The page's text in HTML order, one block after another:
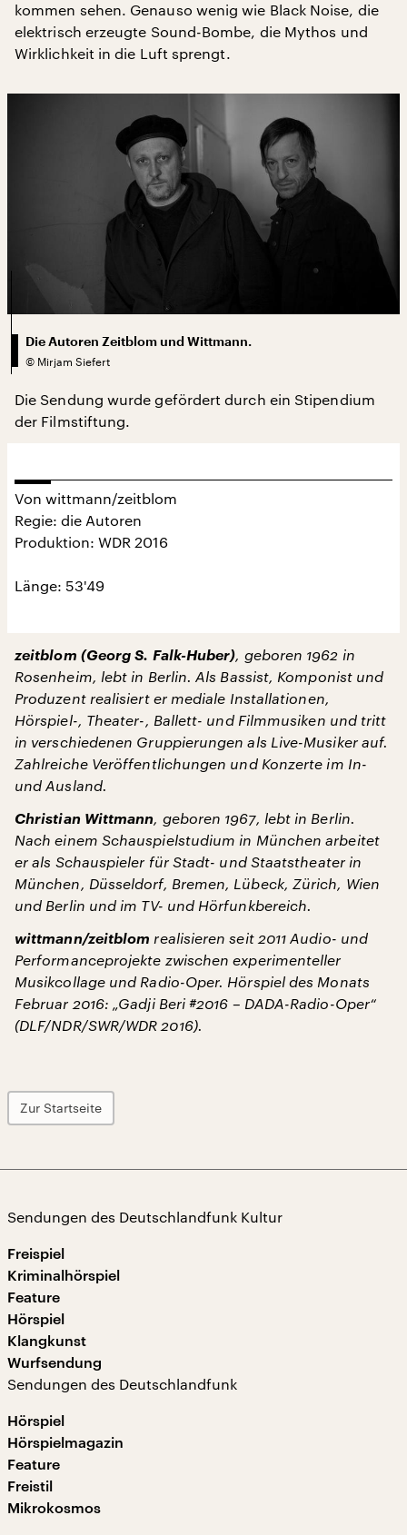
kommen sehen. Genauso wenig wie Black Noise, die
elektrisch erzeugte Sound-Bombe, die Mythos und
Wirklichkeit in die Luft sprengt.
Die Autoren Zeitblom und Wittmann.
© Mirjam Siefert
Die Sendung wurde gefördert durch ein Stipendium
der Filmstiftung.
Von wittmann/zeitblom
Regie: die Autoren
Produktion: WDR 2016
Länge: 53'49
zeitblom (Georg S. Falk-Huber), geboren 1962 in
Rosenheim, lebt in Berlin. Als Bassist, Komponist und
Produzent realisiert er mediale Installationen,
Hörspiel-, Theater-, Ballett- und Filmmusiken und tritt
in verschiedenen Gruppierungen als Live-Musiker auf.
Zahlreiche Veröffentlichungen und Konzerte im In-
und Ausland.
Christian Wittmann, geboren 1967, lebt in Berlin.
Nach einem Schauspielstudium in München arbeitet
er als Schauspieler für Stadt- und Staatstheater in
München, Düsseldorf, Bremen, Lübeck, Zürich, Wien
und Berlin und im TV- und Hörfunkbereich.
wittmann/zeitblom realisieren seit 2011 Audio- und
Performanceprojekte zwischen experimenteller
Musikcollage und Radio-Oper. Hörspiel des Monats
Februar 2016: „Gadji Beri #2016 – DADA-Radio-Oper“
(DLF/NDR/SWR/WDR 2016).
Zur Startseite
Sendungen des Deutschlandfunk Kultur
Freispiel
Kriminalhörspiel
Feature
Hörspiel
Klangkunst
Wurfsendung
Sendungen des Deutschlandfunk
Hörspiel
Hörspielmagazin
Feature
Freistil
Mikrokosmos